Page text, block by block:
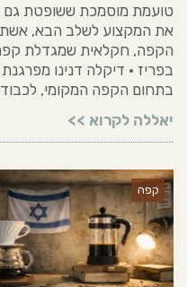
טועמת מוסמכת ששופטת
את המקצוע לשלב הבא, אשת
הקפה, חקלאית שמגדלת
בפריז • דיקלה דנינו
בתחום הקפה המקומי, לכבוד
יאללה לקרוא >>
קפה